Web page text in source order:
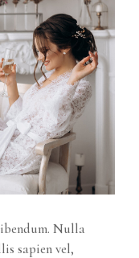
Nulla
sapien vel,